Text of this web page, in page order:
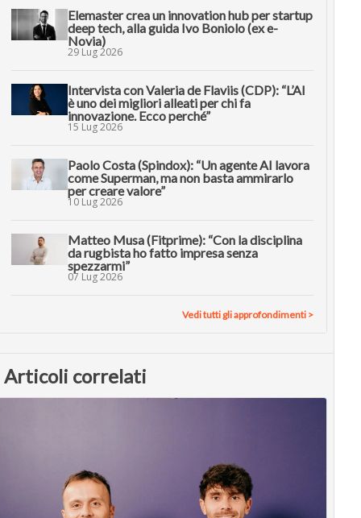
Elemaster crea un innovation hub per startup
deep tech, alla guida Ivo Boniolo (ex e-
Novia)
29 Lug 2026
Intervista con Valeria de Flaviis (CDP): “L’AI
è uno dei migliori alleati per chi fa
innovazione. Ecco perché”
15 Lug 2026
Paolo Costa (Spindox): “Un agente AI lavora
come Superman, ma non basta ammirarlo
per creare valore”
10 Lug 2026
Matteo Musa (Fitprime): “Con la disciplina
da rugbista ho fatto impresa senza
spezzarmi”
07 Lug 2026
Vedi tutti gli approfondimenti >
Articoli correlati